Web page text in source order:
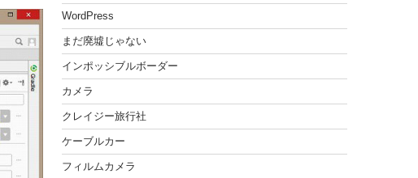
WordPress
まだ廃墟じゃない
インポッシブルボーダー
カメラ
クレイジー旅行社
ケーブルカー
フィルムカメラ